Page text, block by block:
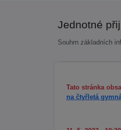
Jednotné
Souhrn základních
Tato stránka
na čtyřletá